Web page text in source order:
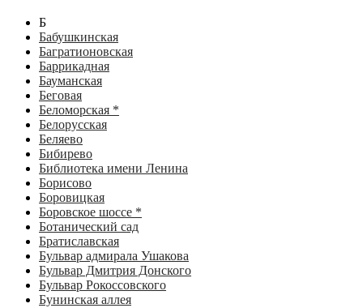
Б
Бабушкинская
Багратионовская
Баррикадная
Бауманская
Беговая
Беломорская *
Белорусская
Беляево
Бибирево
Библиотека имени Ленина
Борисово
Боровицкая
Боровское шоссе *
Ботанический сад
Братиславская
Бульвар адмирала Ушакова
Бульвар Дмитрия Донского
Бульвар Рокоссовского
Бунинская аллея